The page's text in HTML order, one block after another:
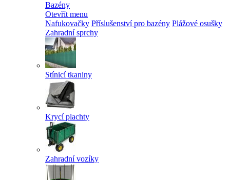
Bazény
Otevřít menu
Nafukovačky Příslušenství pro bazény Plážové osušky
Zahradní sprchy
Stínicí tkaniny
Krycí plachty
Zahradní vozíky